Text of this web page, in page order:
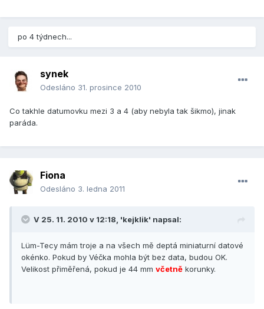
po 4 týdnech...
synek
Odesláno 31. prosince 2010
Co takhle datumovku mezi 3 a 4 (aby nebyla tak šikmo), jinak
paráda.
Fiona
Odesláno 3. ledna 2011
V 25. 11. 2010 v 12:18, 'kejklik' napsal:
Lüm-Tecy mám troje a na všech mě deptá miniaturní datové
okénko. Pokud by Véčka mohla být bez data, budou OK.
Velikost přiměřená, pokud je 44 mm včetně korunky.